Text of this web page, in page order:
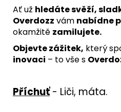
Ať už hledáte svěží,
Overdozz vám nabídne
okamžitě zamilujete.
Objevte zážitek, který
inovaci – to vše s
Příchuť- Liči, máta.